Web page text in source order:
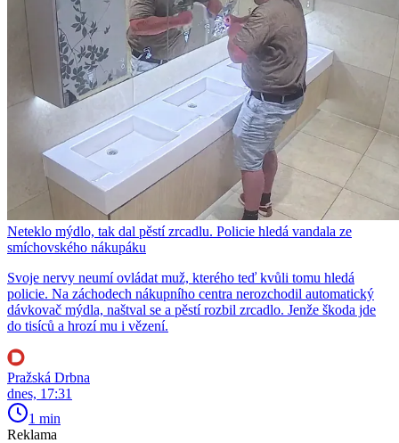
Neteklo mýdlo, tak dal pěstí zrcadlu. Policie hledá vandala ze
smíchovského nákupáku
Svoje nervy neumí ovládat muž, kterého teď kvůli tomu hledá
policie. Na záchodech nákupního centra nerozchodil automatický
dávkovač mýdla, naštval se a pěstí rozbil zrcadlo. Jenže škoda jde
do tisíců a hrozí mu i vězení.
Pražská Drbna
dnes, 17:31
1 min
Reklama